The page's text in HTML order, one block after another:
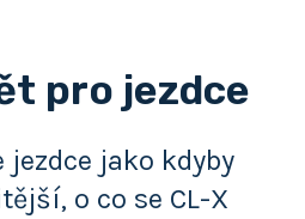
pro jezdce
jezdce jako kdyby
o co se CL-X